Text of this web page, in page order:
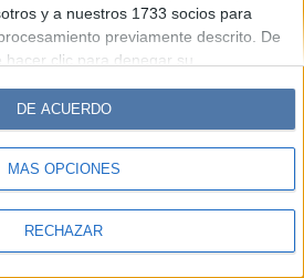
y a nuestros 1733 socios para
previamente descrito. De
clic para denegar su
antes de otorgar su consentimiento.
procesamiento de sus datos
de su consentimiento, pero usted
tal procesamiento. Sus
su consentimiento en cualquier
MÁS OPCIONES
RECHAZAR
DE ACUERDO